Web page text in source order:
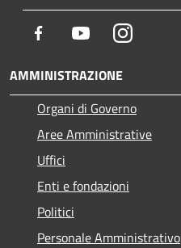
Facebook YoutubeInstagram
AMMINISTRAZIONE
Organi di Governo
Aree Amministrative
Uffici
Enti e fondazioni
Politici
Personale Amministrativo